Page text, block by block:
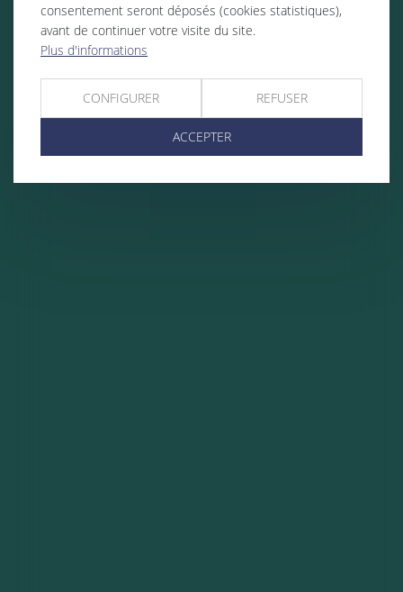
consentement seront déposés (cookies statistiques),
avant de continuer votre visite du site.
Plus d'informations
CONFIGURER REFUSER
ACCEPTER